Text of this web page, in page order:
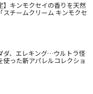
】キンモクセイの香りを天然
スチームクリーム キンモクセ
ダ、エレキング…ウルトラ怪
使った新アパレルコレクショ